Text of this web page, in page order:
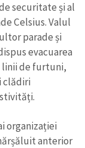
securitate și al
Celsius. Valul
parade și
evacuarea
linii de furtuni,
clădiri
organizației
anterior